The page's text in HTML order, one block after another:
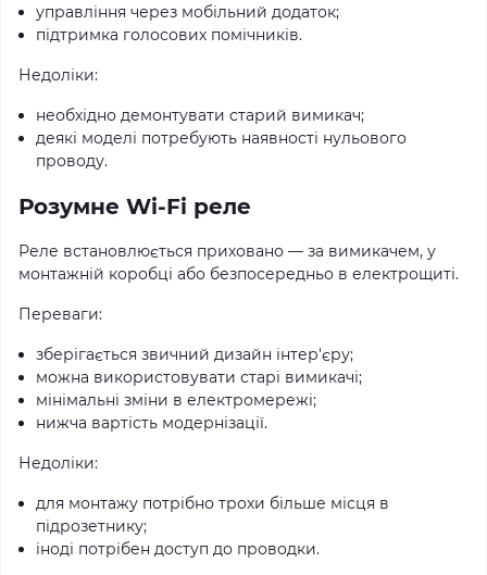
управління через мобільний додаток;
підтримка голосових помічників.
Недоліки:
необхідно демонтувати старий вимикач;
деякі моделі потребують наявності нульового
проводу.
Розумне Wi-Fi реле
Реле встановлюється приховано — за вимикачем, у
монтажній коробці або безпосередньо в електрощиті.
Переваги:
зберігається звичний дизайн інтер'єру;
можна використовувати старі вимикачі;
мінімальні зміни в електромережі;
нижча вартість модернізації.
Недоліки:
для монтажу потрібно трохи більше місця в
підрозетнику;
іноді потрібен доступ до проводки.